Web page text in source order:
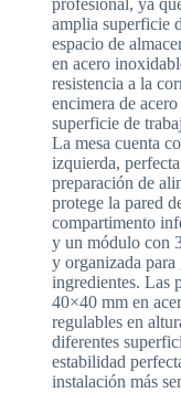
profesional, ya
amplia superficie
espacio de
en acero
resistencia a la
encimera de
superficie de
La mesa cuenta
izquierda,
preparación de
protege la pared
compartimento
y un módulo con
y organizada
ingredientes. Las
40×40 mm en
regulables en
diferentes
estabilidad
instalación más